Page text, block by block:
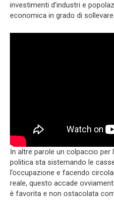
investimenti d’industri e
economica in grado di
In altre parole un colpaccio per
politica sta sistemando le
l’occupazione e facendo
reale, questo accade
è favorita e non ostacolata